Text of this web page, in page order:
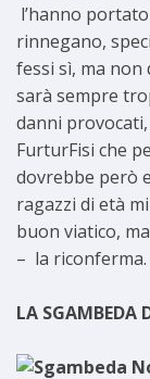
l’hanno
rinnegano,
fessi sì, ma non
sarà sempre
danni
FurturFisi che
dovrebbe però
ragazzi di età
buon viatico,
– la riconferma.
LA SGAMBEDA